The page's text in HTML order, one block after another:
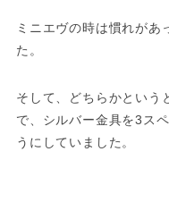
ミニエヴの時は慣れがあ
た。
そして、どちらかという
で、シルバー金具を3ス
うにしていました。